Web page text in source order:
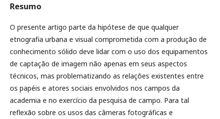
Resumo
O presente artigo parte da hipótese de que qualquer
etnografia urbana e visual comprometida com a produção de
conhecimento sólido deve lidar com o uso dos equipamentos
de captação de imagem não apenas em seus aspectos
técnicos, mas problematizando as relações existentes entre
os papéis e atores sociais envolvidos nos campos da
academia e no exercício da pesquisa de campo. Para tal
reflexão sobre os usos das câmeras fotográficas e